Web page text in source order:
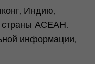
Индию,
страны АСЕАН.
информации,